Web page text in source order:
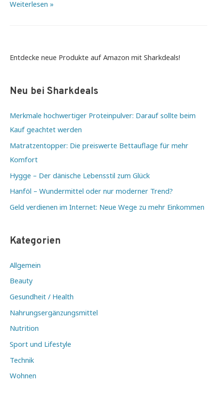
Der
Worauf
Ihrer
achten
sollten
Weiterlesen »
Entdecke neue Produkte auf Amazon mit Sharkdeals!
Neu bei Sharkdeals
Merkmale hochwertiger Proteinpulver: Darauf sollte beim
Kauf geachtet werden
Matratzentopper: Die preiswerte Bettauflage für mehr
Komfort
Hygge – Der dänische Lebensstil zum Glück
Hanföl – Wundermittel oder nur moderner Trend?
Geld verdienen im Internet: Neue Wege zu mehr Einkommen
Kategorien
Allgemein
Beauty
Gesundheit / Health
Nahrungsergänzungsmittel
Nutrition
Sport und Lifestyle
Technik
Wohnen